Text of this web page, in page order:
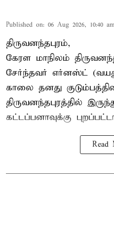
Published on: 06 Aug 2026, 10:40
திருவனந்தபுரம்,
கேரள மாநிலம்
சேர்ந்தவர் எர்னஸ்ட்
காலை தனது
திருவனந்தபுரத்தில்
கட்டப்பனாவுக்கு
Read